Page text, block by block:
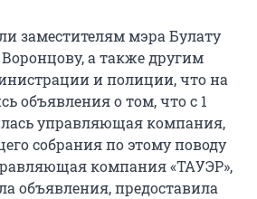
заместителям мэра Булату
а также другим
и полиции, что на
объявления о том, что с 1
управляющая компания,
собрания по этому поводу
компания «ТАУЭР»,
объявления, предоставила